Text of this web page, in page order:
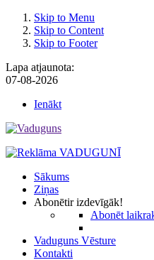
Skip to Menu
Skip to Content
Skip to Footer
Lapa atjaunota:
07-08-2026
Ienākt
Sākums
Ziņas
Abonētir izdevīgāk!
Abonēt
Vaduguns Vēsture
Kontakti